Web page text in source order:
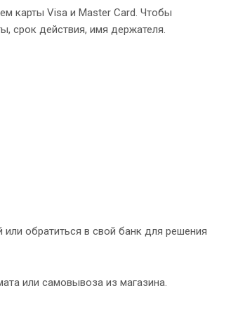
карты Visa и Master Card. Чтобы
срок действия, имя держателя.
обратиться в свой банк для решения
или самовывоза из магазина.